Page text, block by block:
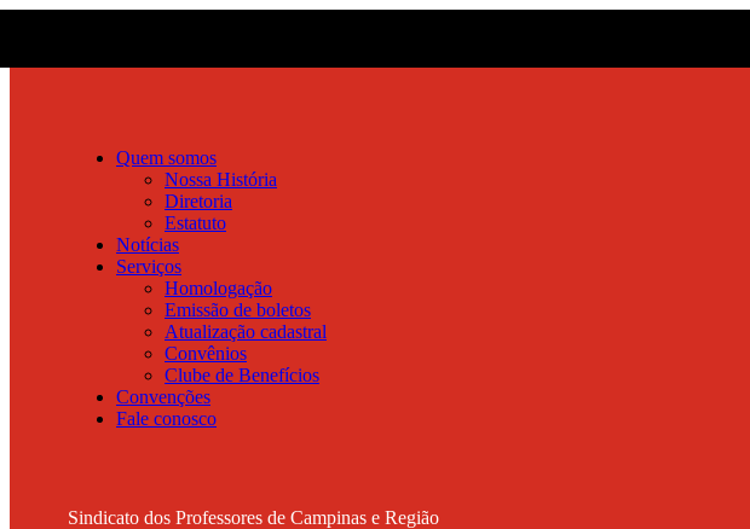
Quem somos
Nossa História
Diretoria
Estatuto
Notícias
Serviços
Homologação
Emissão de boletos
Atualização cadastral
Convênios
Clube de Benefícios
Convenções
Fale conosco
Sindicato dos Professores de Campinas e Região